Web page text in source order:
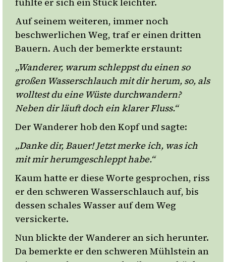
Auf seinem weiteren, immer noch
beschwerlichen Weg, traf er einen dritten
Bauern. Auch der bemerkte erstaunt:
„Wanderer, warum schleppst du einen so
großen Wasserschlauch mit dir herum, so, als
wolltest du eine Wüste durchwandern?
Neben dir läuft doch ein klarer Fluss.“
Der Wanderer hob den Kopf und sagte:
„Danke dir, Bauer! Jetzt merke ich, was ich
mit mir herumgeschleppt habe.“
Kaum hatte er diese Worte gesprochen, riss
er den schweren Wasserschlauch auf, bis
dessen schales Wasser auf dem Weg
versickerte.
Nun blickte der Wanderer an sich herunter.
Da bemerkte er den schweren Mühlstein an